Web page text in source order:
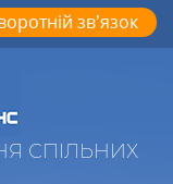
СПІЛЬНИХ
зв’язок